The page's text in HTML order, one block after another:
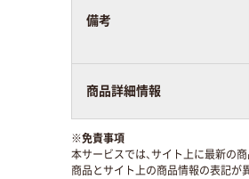
備考
商品詳細情報
※免責事項
本サービスでは、サイト上に最新の
商品とサイト上の商品情報の表記が